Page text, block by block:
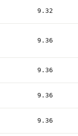
9.32
9.36
9.36
9.36
9.36